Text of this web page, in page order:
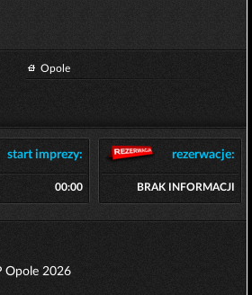
Opole
start imprezy:
00:00
rezerwacje:
BRAK INFORMACJI
Opole 2026